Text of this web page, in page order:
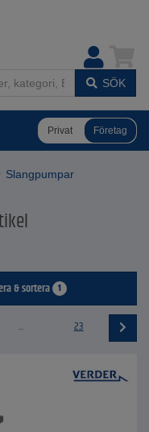
SÖK
Privat Företag
Slangpumpar
& sortera 1
... 23